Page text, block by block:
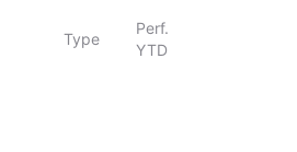
Type
Perf.
YTD